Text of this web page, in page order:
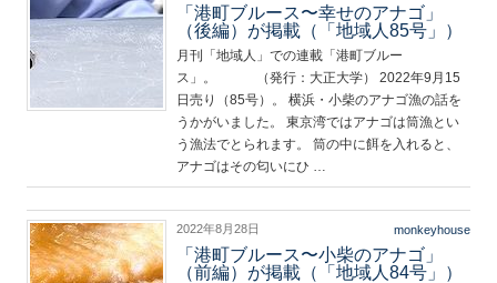
「港町ブルース〜幸せのアナゴ」
（後編）が掲載（「地域人85号」）
月刊「地域人」での連載「港町ブルー
ス」。 （発行：大正大学） 2022年9月15
日売り（85号）。 横浜・小柴のアナゴ漁の話を
うかがいました。 東京湾ではアナゴは筒漁とい
う漁法でとられます。 筒の中に餌を入れると、
アナゴはその匂いにひ …
2022年8月28日 monkeyhouse
「港町ブルース〜小柴のアナゴ」
（前編）が掲載（「地域人84号」）